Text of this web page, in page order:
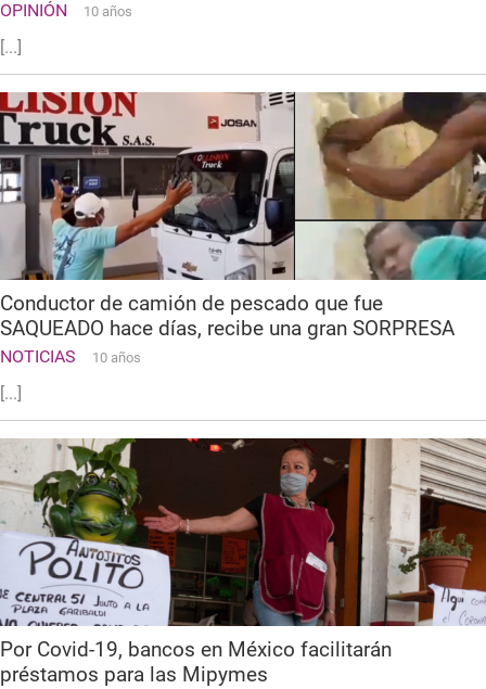
OPINIÓN 10 años
[...]
Conductor de camión de pescado que fue
SAQUEADO hace días, recibe una gran SORPRESA
NOTICIAS 10 años
[...]
Por Covid-19, bancos en México facilitarán
préstamos para las Mipymes